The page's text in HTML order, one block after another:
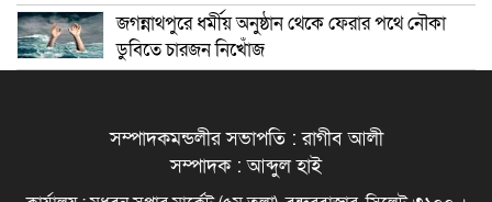
জগন্নাথপুরে ধর্মীয় অনুষ্ঠান থেকে ফেরার পথে নৌকা
ডুবিতে চারজন নিখোঁজ
সম্পাদকমন্ডলীর সভাপতি : রাগীব আলী
সম্পাদক : আব্দুল হাই